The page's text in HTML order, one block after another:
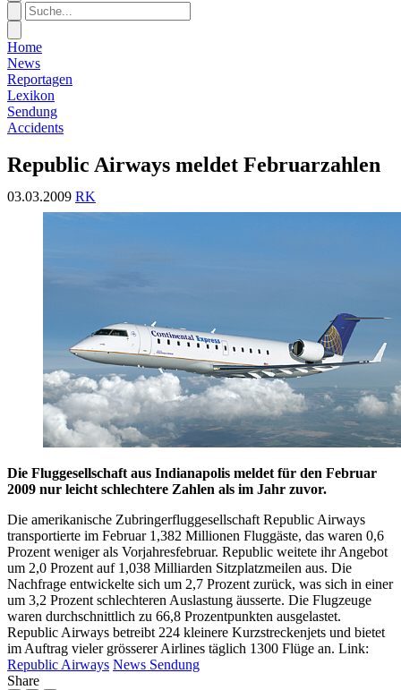
Home
News
Reportagen
Lexikon
Sendung
Accidents
Republic Airways meldet Februarzahlen
03.03.2009 RK
Die Fluggesellschaft aus Indianapolis meldet für den Februar
2009 nur leicht schlechtere Zahlen als im Jahr zuvor.
Die amerikanische Zubringerfluggesellschaft Republic Airways
transportierte im Februar 1,382 Millionen Fluggäste, das waren 0,6
Prozent weniger als Vorjahresfebruar. Republic weitete ihr Angebot
um 2,0 Prozent auf 1,038 Milliarden Sitzplatzmeilen aus. Die
Nachfrage entwickelte sich um 2,7 Prozent zurück, was sich in einer
um 3,2 Prozent schlechteren Auslastung äusserte. Die Flugzeuge
waren durchschnittlich zu 66,8 Prozentpunkten ausgelastet.
Republic Airways betreibt 224 kleinere Kurzstreckenjets und bietet
im Auftrag vieler grösserer Airlines täglich 1300 Flüge an. Link:
Republic Airways News Sendung
Share